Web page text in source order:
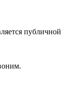
публичной